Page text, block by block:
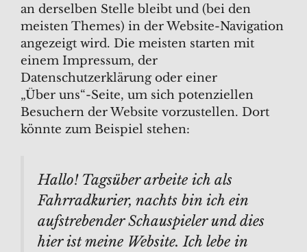
an derselben Stelle bleibt und (bei den
meisten Themes) in der Website-Navigation
angezeigt wird. Die meisten starten mit
einem Impressum, der
Datenschutzerklärung oder einer
„Über uns“-Seite, um sich potenziellen
Besuchern der Website vorzustellen. Dort
könnte zum Beispiel stehen:
Hallo! Tagsüber arbeite ich als
Fahrradkurier, nachts bin ich ein
aufstrebender Schauspieler und dies
hier ist meine Website. Ich lebe in